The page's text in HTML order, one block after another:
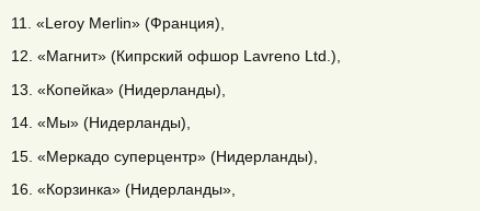
11. «Leroy Merlin» (Франция),
12. «Магнит» (Кипрский офшор Lavreno Ltd.),
13. «Копейка» (Нидерланды),
14. «Мы» (Нидерланды),
15. «Меркадо суперцентр» (Нидерланды),
16. «Корзинка» (Нидерланды»,